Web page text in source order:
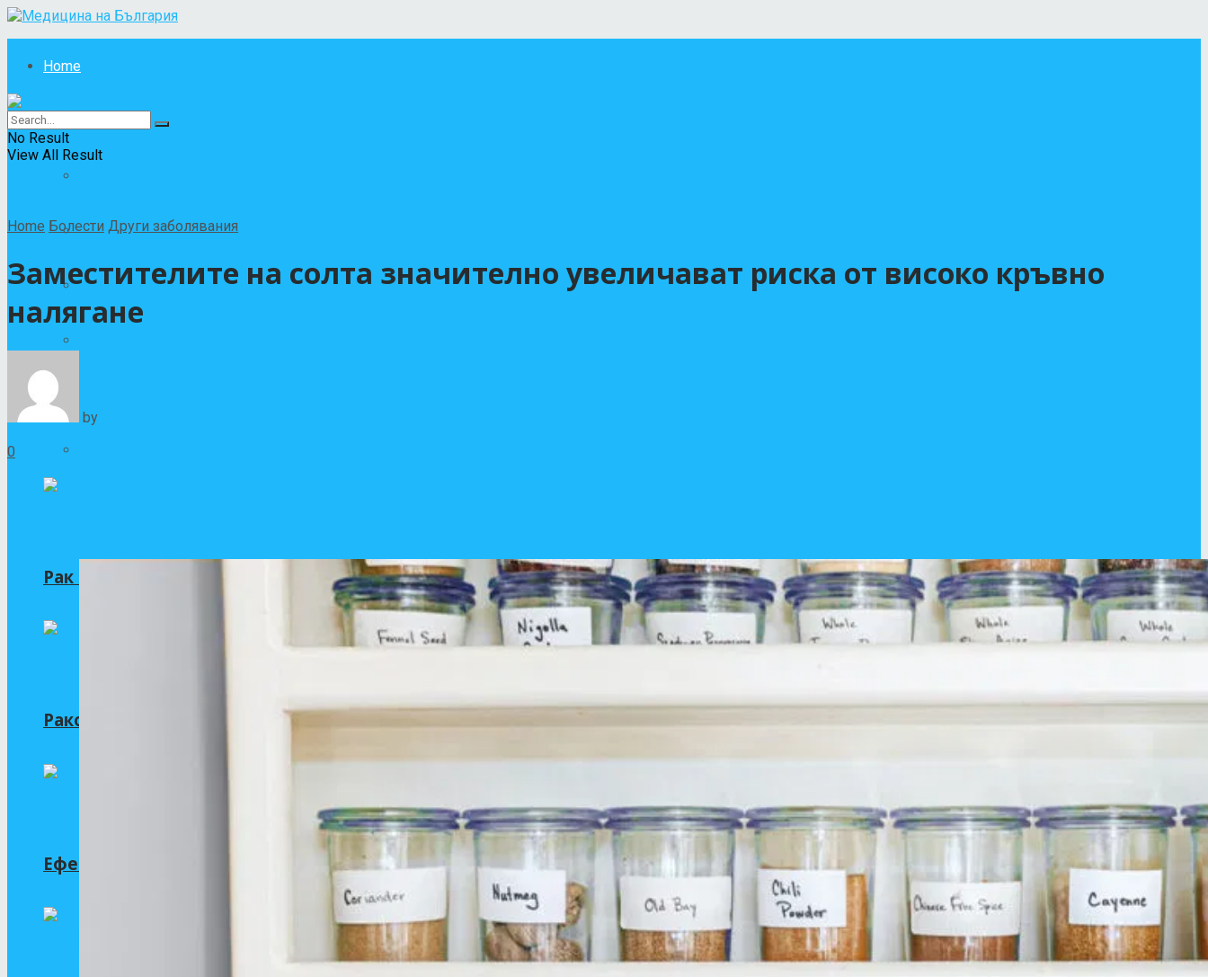
Home
Болести
Други заболявания
Инфекциозни и паразитни болести
Рак на матката (рак на ендометриума): Симптоми, причини, диагностика и лечение
Ракови заболявания, които повишават нивото на калцитонина
Ефектът на пчелната отрова при лечението на рак не е доказан
No Result
View All Result
Home Болести Други заболявания
Заместителите на солта значително увеличават риска от високо кръвно
налягане
by
0